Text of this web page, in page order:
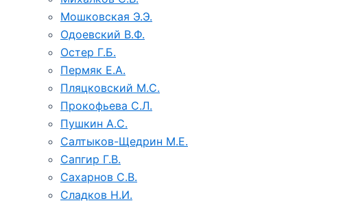
Мошковская Э.Э.
Одоевский В.Ф.
Остер Г.Б.
Пермяк Е.А.
Пляцковский М.С.
Прокофьева С.Л.
Пушкин А.С.
Салтыков-Щедрин М.Е.
Сапгир Г.В.
Сахарнов С.В.
Сладков Н.И.